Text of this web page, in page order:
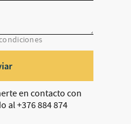
en contacto con
al +376 884 874